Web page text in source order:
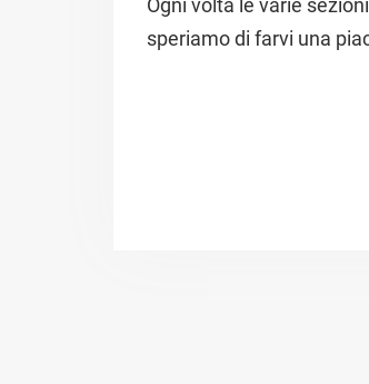
Ogni volta le varie
speriamo di farvi una